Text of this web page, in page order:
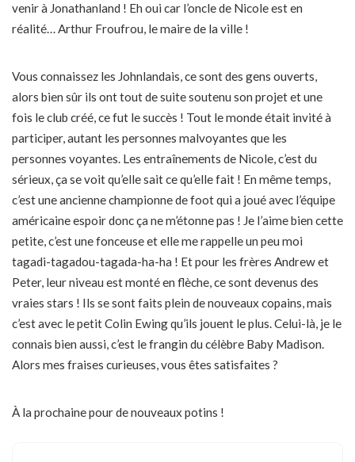
venir à Jonathanland ! Eh oui car l’oncle de Nicole est en
réalité… Arthur Froufrou, le maire de la ville !
Vous connaissez les Johnlandais, ce sont des gens ouverts,
alors bien sûr ils ont tout de suite soutenu son projet et une
fois le club créé, ce fut le succès ! Tout le monde était invité à
participer, autant les personnes malvoyantes que les
personnes voyantes. Les entraînements de Nicole, c’est du
sérieux, ça se voit qu’elle sait ce qu’elle fait ! En même temps,
c’est une ancienne championne de foot qui a joué avec l’équipe
américaine espoir donc ça ne m’étonne pas ! Je l’aime bien cette
petite, c’est une fonceuse et elle me rappelle un peu moi
tagadi-tagadou-tagada-ha-ha ! Et pour les frères Andrew et
Peter, leur niveau est monté en flèche, ce sont devenus des
vraies stars ! Ils se sont faits plein de nouveaux copains, mais
c’est avec le petit Colin Ewing qu’ils jouent le plus. Celui-là, je le
connais bien aussi, c’est le frangin du célèbre Baby Madison.
Alors mes fraises curieuses, vous êtes satisfaites ?
À la prochaine pour de nouveaux potins !